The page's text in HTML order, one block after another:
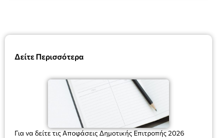
Δείτε Περισσότερα
Για να δείτε τις Αποφάσεις Δημοτικής Επιτροπής 2026